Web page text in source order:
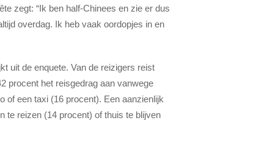
zegt: “Ik ben half-Chinees en zie er dus
overdag. Ik heb vaak oordopjes in en
uit de enquete. Van de reizigers reist
procent het reisgedrag aan vanwege
of een taxi (16 procent). Een aanzienlijk
te reizen (14 procent) of thuis te blijven